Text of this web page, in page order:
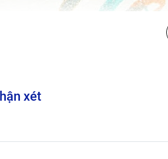
xét